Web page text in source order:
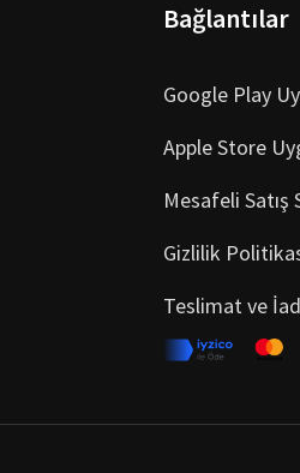
Bağlantılar
Google Play
Apple Store
Mesafeli Satış
Gizlilik
Teslimat ve